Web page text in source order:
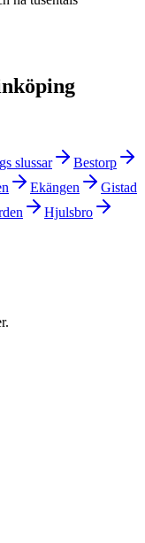
slussar
Bestorp
Ekängen
Gistad
Hjulsbro